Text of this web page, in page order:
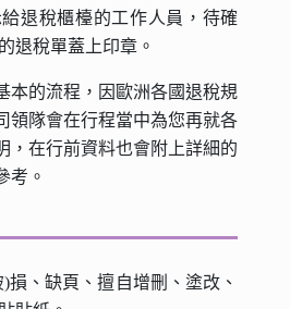
退稅櫃檯的工作人員，待確
退稅單蓋上印章。
本的流程，因歐洲各國退稅規
領隊會在行程當中為您再就各
，在行前資料也會附上詳細的
考。
損、缺頁、擅自增刪、塗改、